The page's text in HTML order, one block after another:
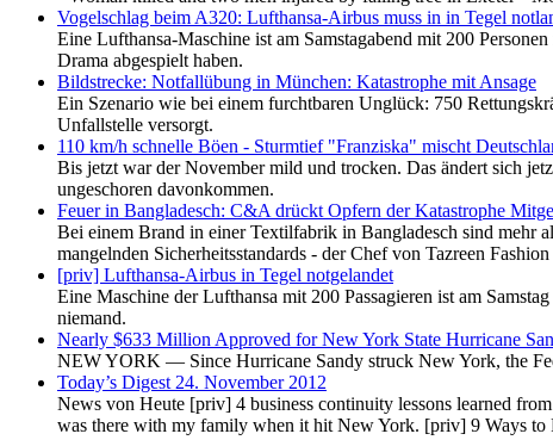
Vogelschlag beim A320: Lufthansa-Airbus muss in in Tegel
Eine Lufthansa-Maschine ist am Samstagabend mit 200
Drama abgespielt haben.
Bildstrecke: Notfallübung in München: Katastrophe mit Ansage
Ein Szenario wie bei einem furchtbaren Unglück: 750
Unfallstelle versorgt.
110 km/h schnelle Böen - Sturmtief "Franziska" mischt
Bis jetzt war der November mild und trocken. Das ändert sich
ungeschoren davonkommen.
Feuer in Bangladesch: C&A drückt Opfern der Katastrophe
Bei einem Brand in einer Textilfabrik in Bangladesch sind mehr
mangelnden Sicherheitsstandards - der Chef von Tazreen
[priv] Lufthansa-Airbus in Tegel notgelandet
Eine Maschine der Lufthansa mit 200 Passagieren ist am
niemand.
Nearly $633 Million Approved for New York State Hurricane
NEW YORK — Since Hurricane Sandy struck New York, the
Today’s Digest 24. November 2012
News von Heute [priv] 4 business continuity lessons learned
was there with my family when it hit New York. [priv] 9 Ways to